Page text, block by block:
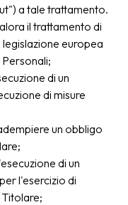
a tale trattamento.
il trattamento di
europea
di un
di misure
un obbligo
di un
l'esercizio di